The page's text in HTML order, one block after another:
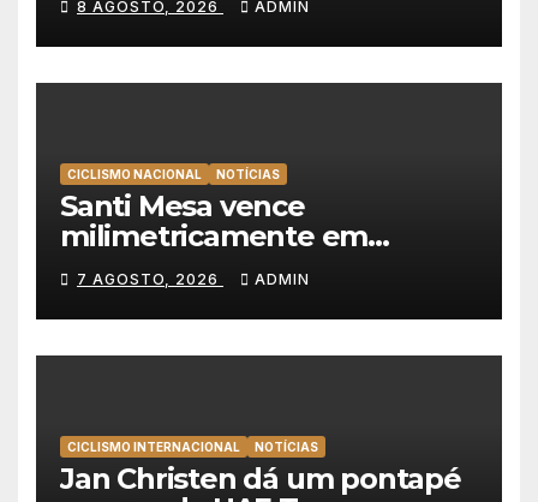
líder da Volta a Polónia
8 AGOSTO, 2026 ADMIN
CICLISMO NACIONAL NOTÍCIAS
Santi Mesa vence
milimetricamente em
Albufeira, Rui Oliveira
mantém a amarela da Volta a
Portugal
7 AGOSTO, 2026 ADMIN
CICLISMO INTERNACIONAL NOTÍCIAS
Jan Christen dá um pontapé